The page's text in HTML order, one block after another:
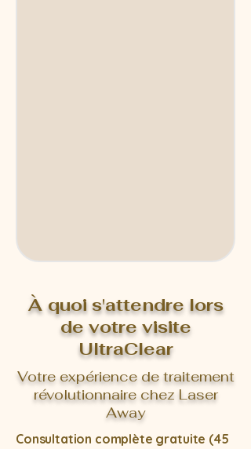
À quoi s'attendre lors
de votre visite
UltraClear
Votre expérience de traitement
révolutionnaire chez Laser
Away
Consultation complète gratuite (45